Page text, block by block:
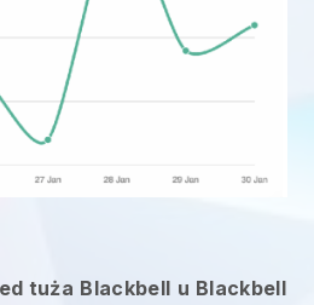
tuża Blackbell u Blackbell